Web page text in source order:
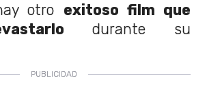
otro exitoso film que
durante su